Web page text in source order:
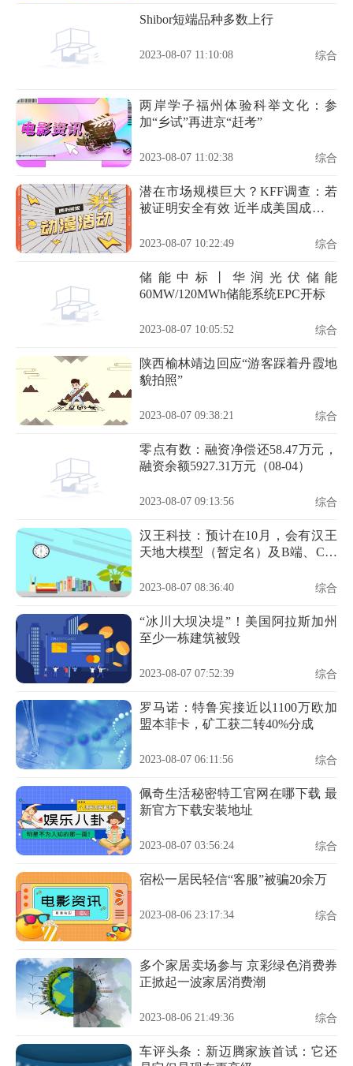
Shibor短端品种多数上行
2023-08-07 11:10:08 综合
两岸学子福州体验科举文化：参
加“乡试”再进京“赶考”
2023-08-07 11:02:38 综合
潜在市场规模巨大？KFF调查：若
被证明安全有效 近半成美国成年人
2023-08-07 10:22:49 综合
储能中标丨华润光伏储能
60MW/120MWh储能系统EPC开标
2023-08-07 10:05:52 综合
陕西榆林靖边回应“游客踩着丹霞地
貌拍照”
2023-08-07 09:38:21 综合
零点有数：融资净偿还58.47万元，
融资余额5927.31万元（08-04）
2023-08-07 09:13:56 综合
汉王科技：预计在10月，会有汉王
天地大模型（暂定名）及B端、C端
2023-08-07 08:36:40 综合
“冰川大坝决堤”！美国阿拉斯加州
至少一栋建筑被毁
2023-08-07 07:52:39 综合
罗马诺：特鲁宾接近以1100万欧加
盟本菲卡，矿工获二转40%分成
2023-08-07 06:11:56 综合
佩奇生活秘密特工官网在哪下载 最
新官方下载安装地址
2023-08-07 03:56:24 综合
宿松一居民轻信“客服”被骗20余万
2023-08-06 23:17:34 综合
多个家居卖场参与 京彩绿色消费券
正掀起一波家居消费潮
2023-08-06 21:49:36 综合
车评头条：新迈腾家族首试：它还